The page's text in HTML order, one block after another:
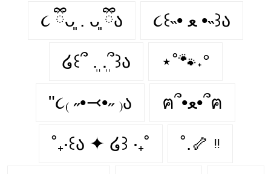
૮ ྀིᴗ͈ . ᴗ͈ ྀིა ૮꒰˵• ﻌ •˵꒱ა
໒꒰՞ ܸ. .ܸ՞꒱ა ⋆˚🐾˖°
"૮₍ ˶•⤙•˶ ₎ა ฅ՞•ﻌ•՞ฅ
˚₊‧꒰ა ✦ ໒꒱ ‧₊˚ ˚.🦴 ᵎᵎ